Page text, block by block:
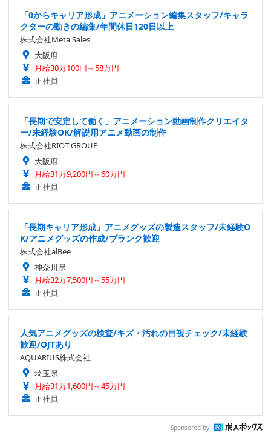
「0からキャリア形成」アニメーション編集スタッフ/キャラ
クターの動きの編集/年間休日120日以上
株式会社Meta Sales
大阪府
月給30万100円～58万円
正社員
「長期で安定して働く」アニメーション動画制作クリエイタ
ー/未経験OK/解説用アニメ動画の制作
株式会社RIOT GROUP
大阪府
月給31万9,200円～60万円
正社員
「長期キャリア形成」アニメグッズの製造スタッフ/未経験O
K/アニメグッズの作成/ブランク歓迎
株式会社alBee
神奈川県
月給32万7,500円～55万円
正社員
人気アニメグッズの検査/キズ・汚れの目視チェック/未経験
歓迎/OJTあり
AQUARIUS株式会社
埼玉県
月給31万1,600円～45万円
正社員
Sponsored by